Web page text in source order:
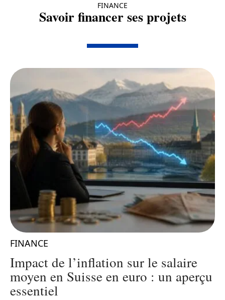
FINANCE
Savoir financer ses projets
FINANCE
Impact de l’inflation sur le salaire
moyen en Suisse en euro : un aperçu
essentiel